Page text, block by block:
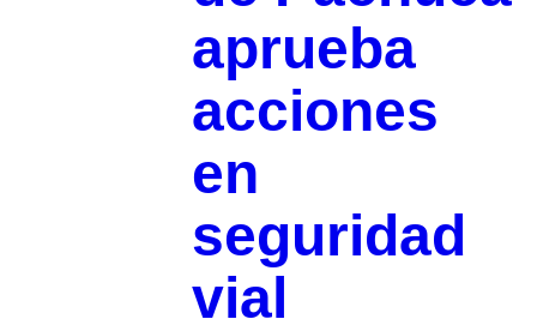
aprueba
acciones
en
seguridad
vial